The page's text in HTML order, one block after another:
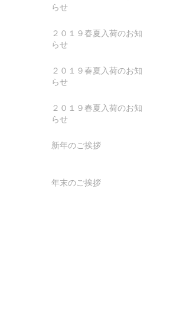
らせ
２０１９春夏入荷のお知
らせ
２０１９春夏入荷のお知
らせ
２０１９春夏入荷のお知
らせ
新年のご挨拶
年末のご挨拶